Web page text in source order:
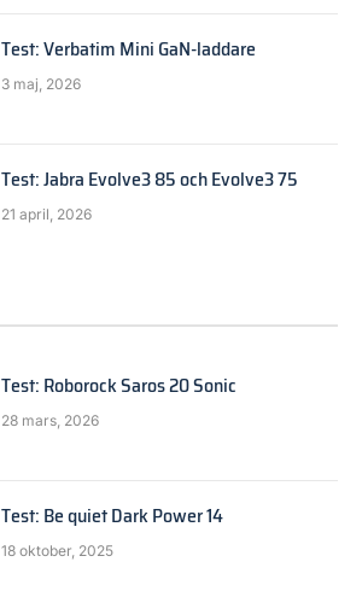
Test: Verbatim Mini GaN-laddare
3 maj, 2026
Test: Jabra Evolve3 85 och Evolve3 75
21 april, 2026
Test: Roborock Saros 20 Sonic
28 mars, 2026
Test: Be quiet Dark Power 14
18 oktober, 2025